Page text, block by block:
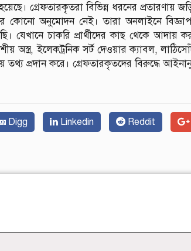
গ্রেফতারকৃতরা বিভিন্ন ধরনের প্রতারণায়
কোনো অনুমোদন নেই। তারা অনলাইনে
যেখানে চাকরি প্রার্থীদের কাছ থেকে আদায়
অস্ত্র, ইলেকট্রনিক সর্ট দেওয়ার ক্যাবল,
তথ্য প্রদান করে। গ্রেফতারকৃতদের বিরুদ্ধে
Digg Linkedin Reddit